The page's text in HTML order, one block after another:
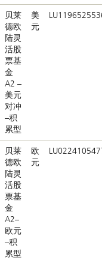
贝莱
德欧
陆灵
活股
票基
金
A2 –
美元
对冲
–积
累型
美
元
贝莱
德欧
陆灵
活股
票基
金
A2–
欧元
–积
累型
欧
元